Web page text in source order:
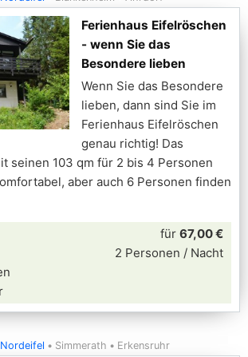
Ferienhaus Eifelröschen
- wenn Sie das
Besondere lieben
Wenn Sie das Besondere
lieben, dann sind Sie im
Ferienhaus Eifelröschen
genau richtig! Das
seinen 103 qm für 2 bis 4 Personen
aber auch 6 Personen finden
für 67,00 €
2 Personen / Nacht
Nordeifel Simmerath Erkensruhr